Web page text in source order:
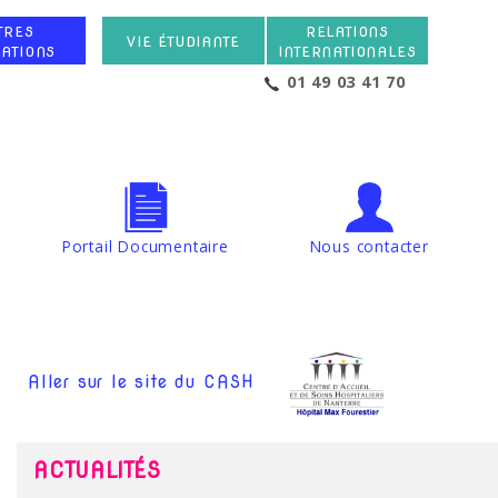
01 49 03 41 70
VIE ÉTUDIANTE
RELATIONS
INTERNATIONALES
Portail Documentaire Nous contacter
Aller sur le site du CASH
ACTUALITÉS